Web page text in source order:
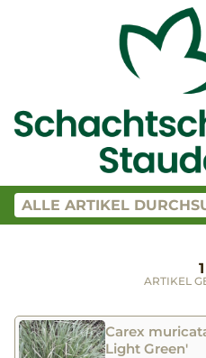
1
ARTIKEL
Carex
Light Green'